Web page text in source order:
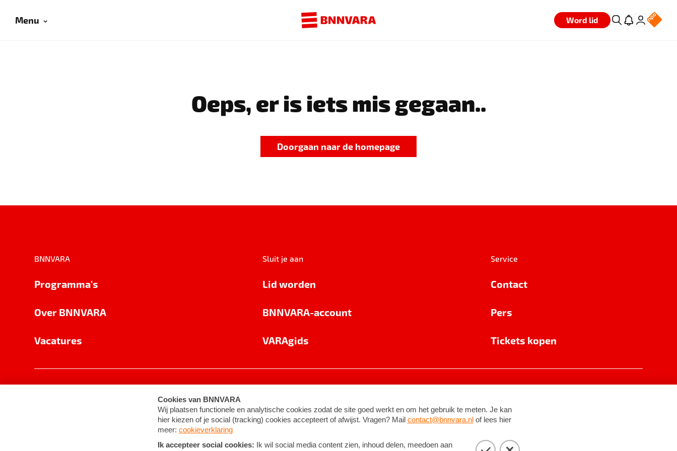
Menu Word lid
Oeps, er is iets mis gegaan..
Doorgaan naar de homepage
BNNVARA
Programma's
Over BNNVARA
Vacatures
Sluit je aan
Lid worden
BNNVARA-account
VARAgids
Service
Contact
Pers
Tickets kopen
Cookie-instellingen Algemene voorwaarden ©2026BNNVARA